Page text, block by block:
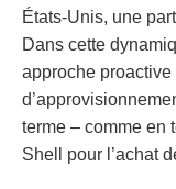
États-Unis, une
Dans cette
approche
terme – comme en
Shell pour l’achat